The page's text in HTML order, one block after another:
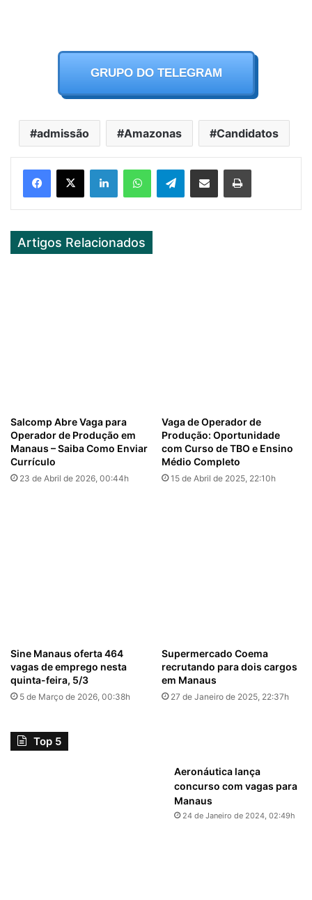
GRUPO DO TELEGRAM
admissão Amazonas Candidatos
Telegram
Artigos Relacionados
Salcomp Abre Vaga para
Operador de Produção em
Manaus – Saiba Como Enviar
Currículo
23 de Abril de 2026, 00:44h
Vaga de Operador de
Produção: Oportunidade
com Curso de TBO e Ensino
Médio Completo
15 de Abril de 2025, 22:10h
Sine Manaus oferta 464
vagas de emprego nesta
quinta-feira, 5/3
5 de Março de 2026, 00:38h
Supermercado Coema
recrutando para dois cargos
em Manaus
27 de Janeiro de 2025, 22:37h
Top 5
Aeronáutica lança
concurso com vagas para
Manaus
24 de Janeiro de 2024, 02:49h